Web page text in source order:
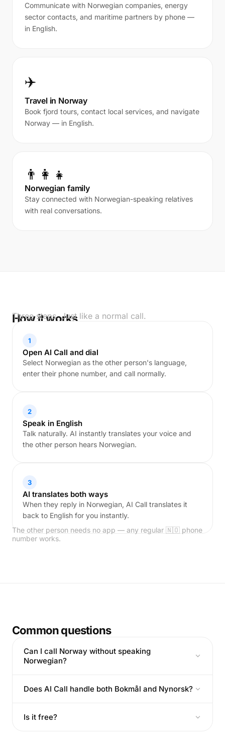
Communicate with Norwegian companies, energy
sector contacts, and maritime partners by phone —
in English.
✈️
Travel in Norway
Book fjord tours, contact local services, and navigate
Norway — in English.
👨‍👩‍👧
Norwegian family
Stay connected with Norwegian-speaking relatives
with real conversations.
How it works
Three steps. Just like a normal call.
1
Open AI Call and dial
Select Norwegian as the other person's language,
enter their phone number, and call normally.
2
Speak in English
Talk naturally. AI instantly translates your voice and
the other person hears Norwegian.
3
AI translates both ways
When they reply in Norwegian, AI Call translates it
back to English for you instantly.
The other person needs no app — any regular 🇳🇴 phone
number works.
Common questions
Can I call Norway without speaking
Norwegian?
Does AI Call handle both Bokmål and Nynorsk?
Is it free?